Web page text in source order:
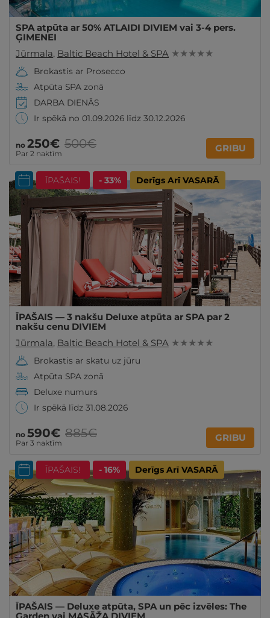
SPA atpūta ar 50% ATLAIDI DIVIEM vai 3-4 pers.
ĢIMENEI
Jūrmala, Baltic Beach Hotel & SPA ★ ★ ★ ★ ★
Brokastis ar Prosecco
Atpūta SPA zonā
DARBA DIENĀS
Ir spēkā no 01.09.2026 līdz 30.12.2026
no 250€
Par 2 naktīm
500€ GRIBU
ĪPAŠAIS! - 33% Derīgs Arī VASARĀ
ĪPAŠAIS — 3 nakšu Deluxe atpūta ar SPA par 2
nakšu cenu DIVIEM
Jūrmala, Baltic Beach Hotel & SPA ★ ★ ★ ★ ★
Brokastis ar skatu uz jūru
Atpūta SPA zonā
Deluxe numurs
Ir spēkā līdz 31.08.2026
no 590€
Par 3 naktīm
885€ GRIBU
ĪPAŠAIS! - 16% Derīgs Arī VASARĀ
ĪPAŠAIS — Deluxe atpūta, SPA un pēc izvēles: The